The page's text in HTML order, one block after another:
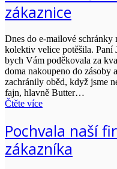
zákaznice
Dnes do e-mailové schránky
kolektiv velice potěšila. Paní
bych Vám poděkovala za
doma nakoupeno do zásoby
zachránily oběd, když jsme
fajn, hlavně Butter…
Čtěte více
Pochvala naší
zákazníka